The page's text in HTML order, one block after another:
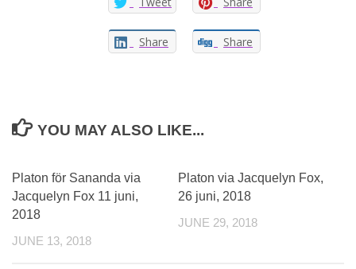
Share Share
YOU MAY ALSO LIKE...
Platon för Sananda via
Jacquelyn Fox 11 juni,
2018
JUNE 13, 2018
Platon via Jacquelyn Fox,
26 juni, 2018
JUNE 29, 2018